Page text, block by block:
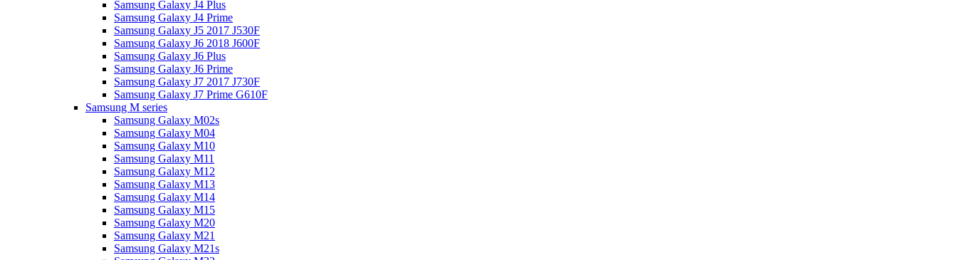
Samsung Galaxy J4 Plus
Samsung Galaxy J4 Prime
Samsung Galaxy J5 2017 J530F
Samsung Galaxy J6 2018 J600F
Samsung Galaxy J6 Plus
Samsung Galaxy J6 Prime
Samsung Galaxy J7 2017 J730F
Samsung Galaxy J7 Prime G610F
Samsung M series
Samsung Galaxy M02s
Samsung Galaxy M04
Samsung Galaxy M10
Samsung Galaxy M11
Samsung Galaxy M12
Samsung Galaxy M13
Samsung Galaxy M14
Samsung Galaxy M15
Samsung Galaxy M20
Samsung Galaxy M21
Samsung Galaxy M21s